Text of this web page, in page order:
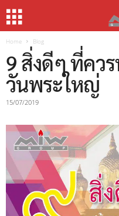
Home Blog
9 สิ่งดีๆ ที่คว
วันพระใหญ่
15/07/2019